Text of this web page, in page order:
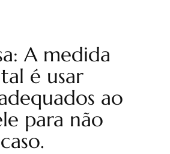
A medida
é usar
ao
para não